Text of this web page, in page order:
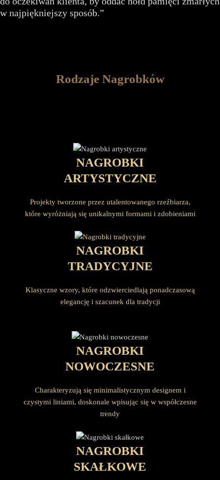
w najpiękniejszy sposób.”
Rodzaje Nagrobków
NAGROBKI
ARTYSTYCZNE
Projekty tworzone przez utalentowanego rzeźbiarza,
które wyróżniają się unikalnymi formami i zdobieniami
NAGROBKI
TRADYCYJNE
Klasyczne wzory, które odzwierciedlają ponadczasową
elegancję i szacunek dla tradycji
NAGROBKI
NOWOCZESNE
Charakteryzują się minimalistycznym designem i
czystymi liniami, doskonale wpisując się w współczesne
trendy
NAGROBKI
SKAŁKOWE